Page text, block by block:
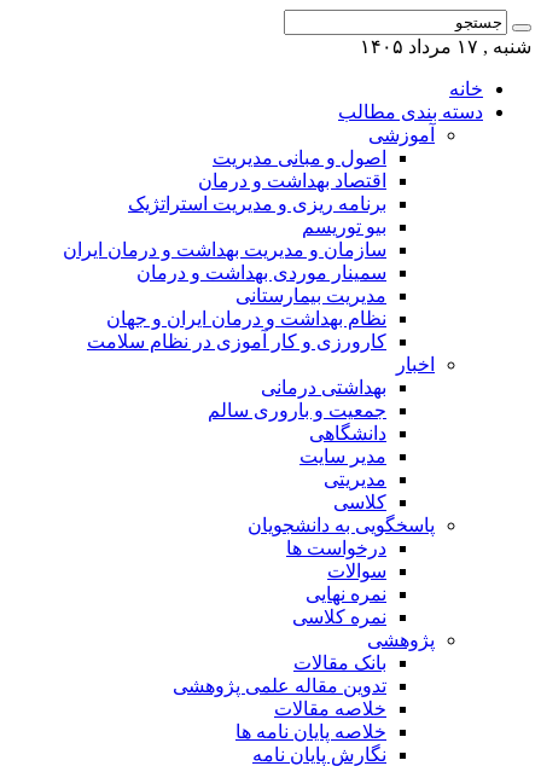
شنبه , ۱۷ مرداد ۱۴۰۵
خانه
دسته بندی مطالب
آموزشی
اصول و مبانی مدیریت
اقتصاد بهداشت و درمان
برنامه ریزی و مدیریت استراتژیک
بیو توریسم
سازمان و مدیریت بهداشت و درمان ایران
سمینار موردی بهداشت و درمان
مدیریت بیمارستانی
نظام بهداشت و درمان ایران و جهان
کارورزی و کار آموزی در نظام سلامت
اخبار
بهداشتی درمانی
جمعیت و باروری سالم
دانشگاهی
مدیر سایت
مدیریتی
کلاسی
پاسخگویی به دانشجویان
درخواست ها
سوالات
نمره نهایی
نمره کلاسی
پژوهشی
بانک مقالات
تدوین مقاله علمی پژوهشی
خلاصه مقالات
خلاصه پایان نامه ها
نگارش پایان نامه